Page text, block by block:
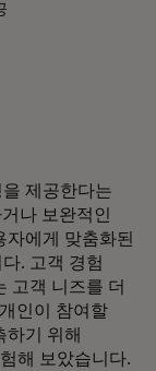
제공한다는
나 보완적인
에게 맞춤화된
. 고객 경험
고객 니즈를 더
인이 참여할
하기 위해
해 보았습니다.